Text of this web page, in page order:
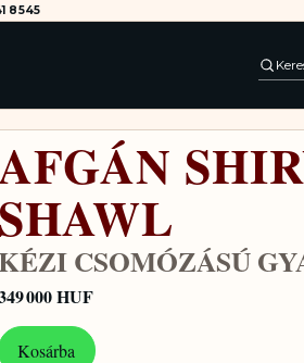
8545
SHAWL
CSOMÓZÁSÚ
000 HUF
Kosárba